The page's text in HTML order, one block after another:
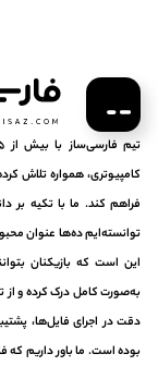
کامپیوتری، همواره تلاش
فراهم کند. ما با تکیه بر
توانسته‌ایم ده‌ها عنوان
این است که بازیکنان
به‌صورت کامل درک کرده و از
دقت در اجرای فایل‌ها،
بوده است. ما باور داریم